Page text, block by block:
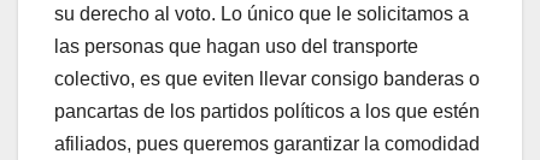
su derecho al voto. Lo único que le solicitamos a
las personas que hagan uso del transporte
colectivo, es que eviten llevar consigo banderas o
pancartas de los partidos políticos a los que estén
afiliados, pues queremos garantizar la comodidad